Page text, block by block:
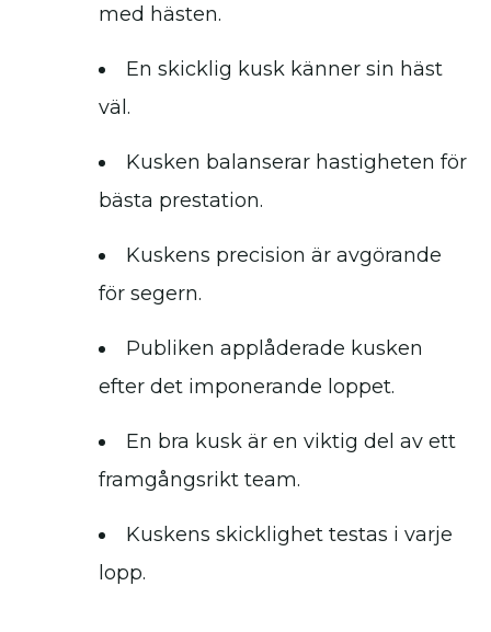
med hästen.
En skicklig kusk känner sin häst
väl.
Kusken balanserar hastigheten för
bästa prestation.
Kuskens precision är avgörande
för segern.
Publiken applåderade kusken
efter det imponerande loppet.
En bra kusk är en viktig del av ett
framgångsrikt team.
Kuskens skicklighet testas i varje
lopp.